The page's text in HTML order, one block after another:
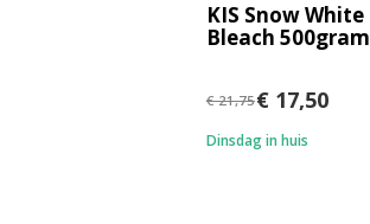
KIS Snow White
Bleach 500gram
€ 21,75€ 17,50
Dinsdag in huis